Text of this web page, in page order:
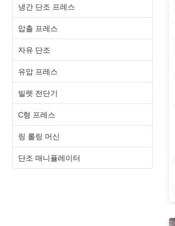
냉간 단조 프레스
압출 프레스
자유 단조
유압 프레스
빌렛 전단기
C형 프레스
링 롤링 머신
단조 매니퓰레이터